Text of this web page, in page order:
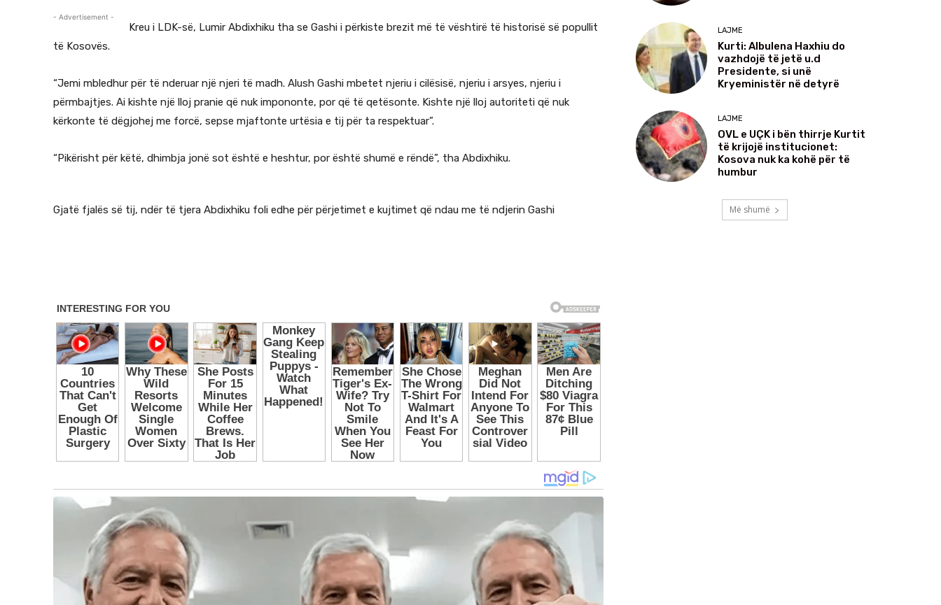
- Advertisement -
Kreu i LDK-së, Lumir Abdixhiku tha se Gashi i përkiste brezit më të vështirë të historisë së popullit
të Kosovës.
“Jemi mbledhur për të nderuar një njeri të madh. Alush Gashi mbetet njeriu i cilësisë, njeriu i arsyes, njeriu i
përmbajtjes. Ai kishte një lloj pranie që nuk impononte, por që të qetësonte. Kishte një lloj autoriteti që nuk
kërkonte të dëgjohej me forcë, sepse mjaftonte urtësia e tij për ta respektuar”.
“Pikërisht për këtë, dhimbja jonë sot është e heshtur, por është shumë e rëndë”, tha Abdixhiku.
Gjatë fjalës së tij, ndër të tjera Abdixhiku foli edhe për përjetimet e kujtimet që ndau me të ndjerin Gashi
LAJME
Kurti: Albulena Haxhiu do
vazhdojë të jetë u.d
Presidente, si unë
Kryeministër në detyrë
LAJME
OVL e UÇK i bën thirrje Kurtit
të krijojë institucionet:
Kosova nuk ka kohë për të
humbur
Më shumë